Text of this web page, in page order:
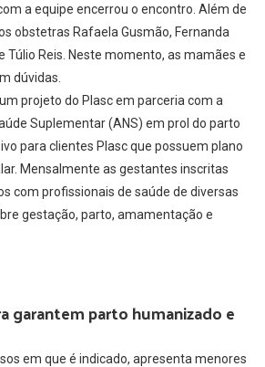
a equipe encerrou o encontro. Além de
obstetras Rafaela Gusmão, Fernanda
Túlio Reis. Neste momento, as mamães e
dúvidas.
projeto do Plasc em parceria com a
Suplementar (ANS) em prol do parto
para clientes Plasc que possuem plano
Mensalmente as gestantes inscritas
com profissionais de saúde de diversas
gestação, parto, amamentação e
garantem parto humanizado e
em que é indicado, apresenta menores